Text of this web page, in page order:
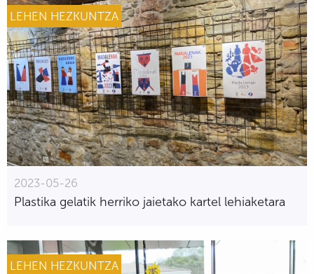
LEHEN HEZKUNTZA
2023-05-26
Plastika gelatik herriko jaietako kartel lehiaketara
LEHEN HEZKUNTZA